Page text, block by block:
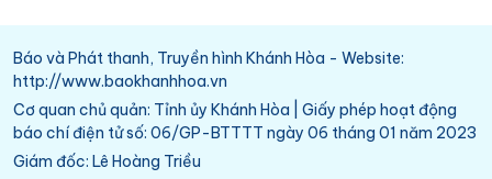
Báo và Phát thanh, Truyền hình Khánh Hòa - Website:
http://www.baokhanhhoa.vn
Cơ quan chủ quản: Tỉnh ủy Khánh Hòa | Giấy phép hoạt động
báo chí điện tử số: 06/GP-BTTTT ngày 06 tháng 01 năm 2023
Giám đốc: Lê Hoàng Triều